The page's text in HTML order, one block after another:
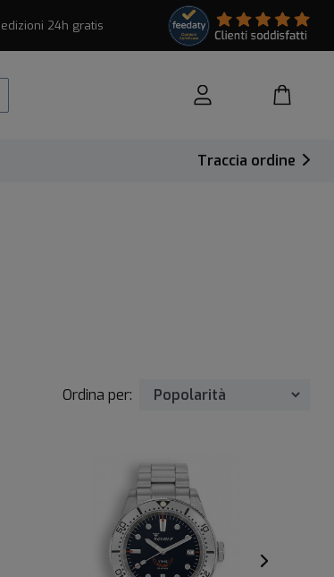
24h gratis
Traccia ordine
Ordina per: